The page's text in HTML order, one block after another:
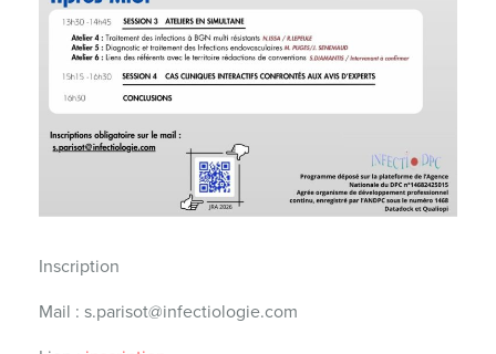
Inscription
Mail : s.parisot@infectiologie.com